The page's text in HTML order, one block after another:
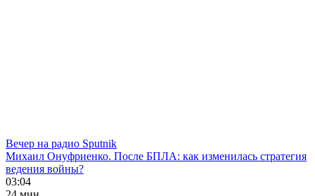
Вечер на радио Sputnik
Михаил Онуфриенко. После БПЛА: как изменилась стратегия
ведения войны?
03:04